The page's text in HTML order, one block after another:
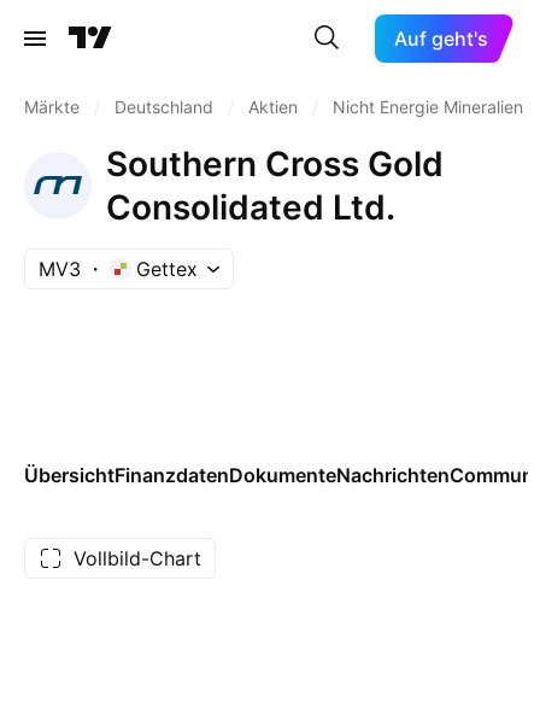
Auf geht's
Märkte Deutschland Aktien Nicht Energie Mineralien
Southern Cross Gold
Consolidated Ltd.
MV3 Gettex
ÜbersichtFinanzdatenDokumenteNachrichten
Vollbild-Chart